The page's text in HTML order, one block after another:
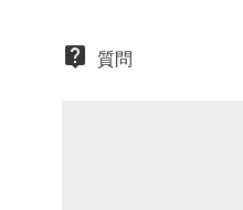
質問